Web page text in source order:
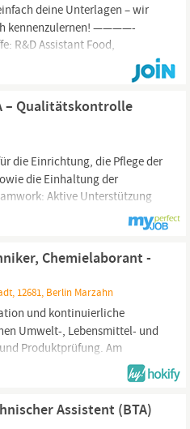
deine Unterlagen – wir
kennenzulernen! ————-
R&D Assistant Food,
– Qualitätskontrolle
die Einrichtung, die Pflege der
die Einhaltung der
Aktive Unterstützung
und F&E) für einen
Ausbildung: Erfolgreich
Chemielaborant -
12681, Berlin Marzahn
und kontinuierliche
Umwelt-, Lebensmittel- und
Produktprüfung. Am
langjährige Erfahrung in der
liegen in der
Assistent (BTA)